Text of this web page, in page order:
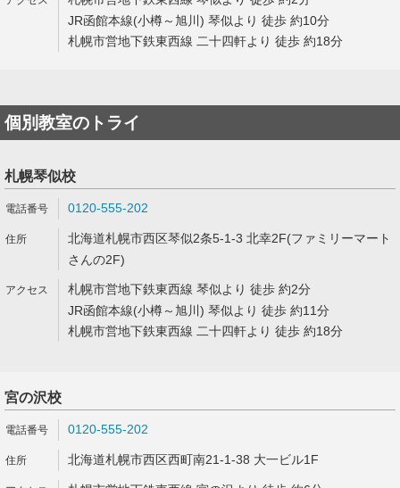
JR函館本線(小樽～旭川) 琴似より 徒歩 約10分
札幌市営地下鉄東西線 二十四軒より 徒歩 約18分
個別教室のトライ
札幌琴似校
0120-555-202
北海道札幌市西区琴似2条5-1-3 北幸2F(ファミリーマート
さんの2F)
札幌市営地下鉄東西線 琴似より 徒歩 約2分
JR函館本線(小樽～旭川) 琴似より 徒歩 約11分
札幌市営地下鉄東西線 二十四軒より 徒歩 約18分
宮の沢校
0120-555-202
北海道札幌市西区西町南21-1-38 大一ビル1F